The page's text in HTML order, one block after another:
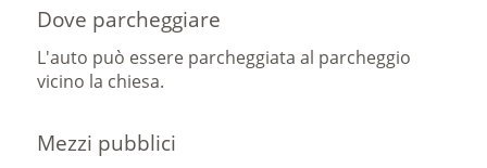
Dove parcheggiare
L'auto può essere parcheggiata al parcheggio
vicino la chiesa.
Mezzi pubblici